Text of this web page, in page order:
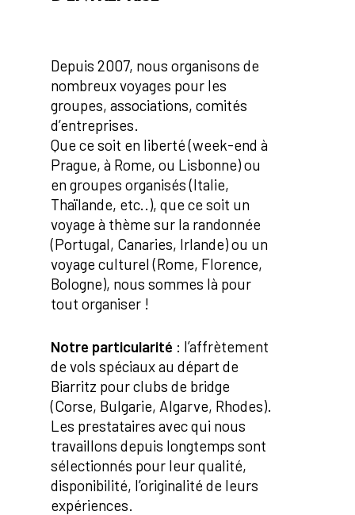
Depuis 2007, nous organisons de
nombreux voyages pour les
groupes, associations, comités
d’entreprises.
Que ce soit en liberté (week-end à
Prague, à Rome, ou Lisbonne) ou
en groupes organisés (Italie,
Thaïlande, etc..), que ce soit un
voyage à thème sur la randonnée
(Portugal, Canaries, Irlande) ou un
voyage culturel (Rome, Florence,
Bologne), nous sommes là pour
tout organiser !
Notre particularité : l’affrètement
de vols spéciaux au départ de
Biarritz pour clubs de bridge
(Corse, Bulgarie, Algarve, Rhodes).
Les prestataires avec qui nous
travaillons depuis longtemps sont
sélectionnés pour leur qualité,
disponibilité, l’originalité de leurs
expériences.